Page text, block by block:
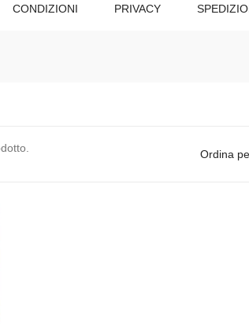
CONDIZIONI PRIVACY
Ordina